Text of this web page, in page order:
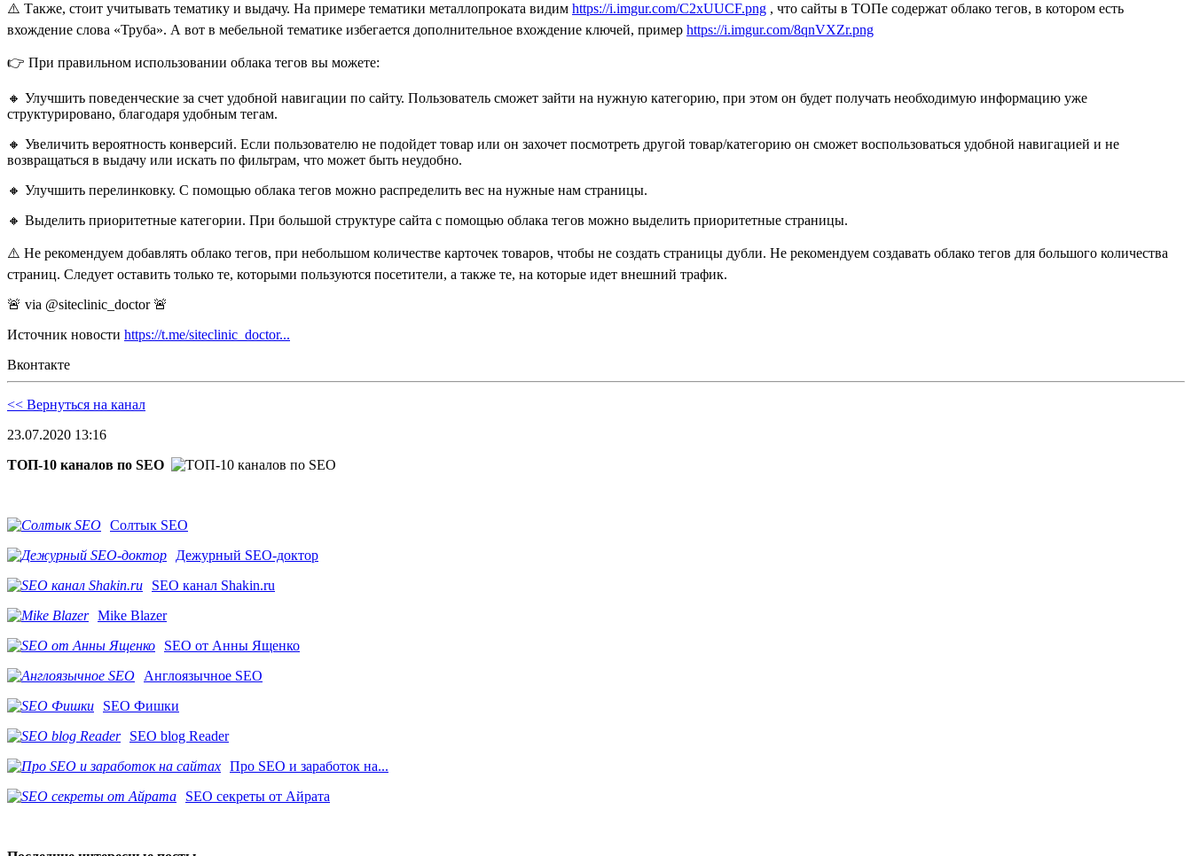
⚠️ Также, стоит учитывать тематику и выдачу. На примере тематики металлопроката видим https://i.imgur.com/C2xUUCF.png , что сайты в ТОПе содержат облако тегов, в котором есть
вхождение слова «Труба». А вот в мебельной тематике избегается дополнительное вхождение ключей, пример https://i.imgur.com/8qnVXZr.png
👉 При правильном использовании облака тегов вы можете:
🔸 Улучшить поведенческие за счет удобной навигации по сайту. Пользователь сможет зайти на нужную категорию, при этом он будет получать необходимую информацию уже
структурировано, благодаря удобным тегам.
🔸 Увеличить вероятность конверсий. Если пользователю не подойдет товар или он захочет посмотреть другой товар/категорию он сможет воспользоваться удобной навигацией и не
возвращаться в выдачу или искать по фильтрам, что может быть неудобно.
🔸 Улучшить перелинковку. С помощью облака тегов можно распределить вес на нужные нам страницы.
🔸 Выделить приоритетные категории. При большой структуре сайта с помощью облака тегов можно выделить приоритетные страницы.
⚠️ Не рекомендуем добавлять облако тегов, при небольшом количестве карточек товаров, чтобы не создать страницы дубли. Не рекомендуем создавать облако тегов для большого количества
страниц. Следует оставить только те, которыми пользуются посетители, а также те, на которые идет внешний трафик.
🚨 via @siteclinic_doctor 🚨
Источник новости https://t.me/siteclinic_doctor...
Вконтакте
<< Вернуться на канал
23.07.2020 13:16
ТОП-10 каналов по SEO
Солтык SEO
Дежурный SEO-доктор
SEO канал Shakin.ru
Mike Blazer
SEO от Анны Ященко
Англоязычное SEO
SEO Фишки
SEO blog Reader
Про SEO и заработок на...
SEO секреты от Айрата